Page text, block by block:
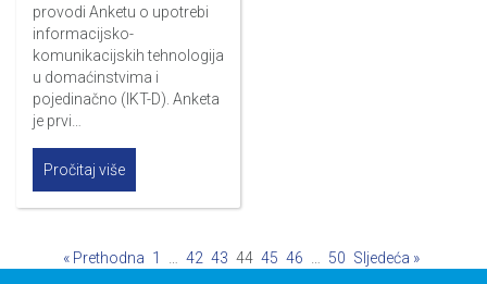
provodi Anketu o upotrebi
informacijsko-
komunikacijskih tehnologija
u domaćinstvima i
pojedinačno (IKT-D). Anketa
je prvi…
Pročitaj više
« Prethodna 1 42 43 44 45 46 50 Sljedeća »